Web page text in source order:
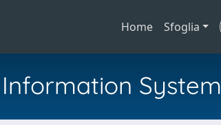
Home Sfoglia
System